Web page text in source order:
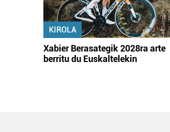
KIROLA
Xabier Berasategik 2028ra arte
berritu du Euskaltelekin